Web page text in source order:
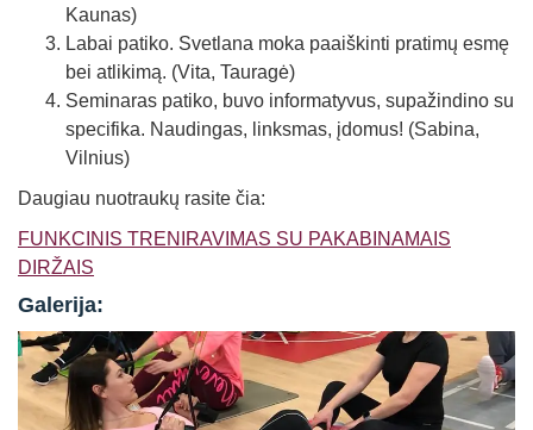
Kaunas)
Labai patiko. Svetlana moka paaiškinti pratimų esmę
bei atlikimą. (Vita, Tauragė)
Seminaras patiko, buvo informatyvus, supažindino su
specifika. Naudingas, linksmas, įdomus! (Sabina,
Vilnius)
Daugiau nuotraukų rasite čia:
FUNKCINIS TRENIRAVIMAS SU PAKABINAMAIS
DIRŽAIS
Galerija: